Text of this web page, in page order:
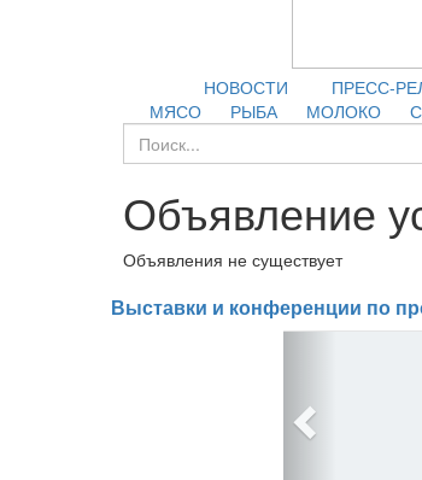
НОВОСТИ ПРЕСС-
МЯСО
РЫБА МОЛОКО
Объявление
Объявления не существует
Выставки и конференции по